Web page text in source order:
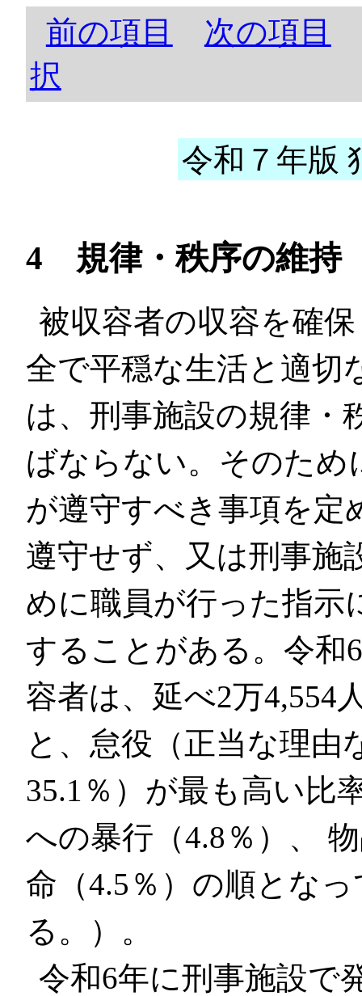
前の項目
次の項目
択
令和７年版
4 規律・秩序の維持
被収容者の収容を確
全で平穏な生活と適切
は、刑事施設の規律・
ばならない。そのため
が遵守すべき事項を定
遵守せず、又は刑事施
めに職員が行った指示
することがある。令和
容者は、延べ2万4,554
と、怠役（正当な理由
35.1％）が最も高い比
への暴行（4.8％）、
命（4.5％）の順とな
る。）。
令和6年に刑事施設で